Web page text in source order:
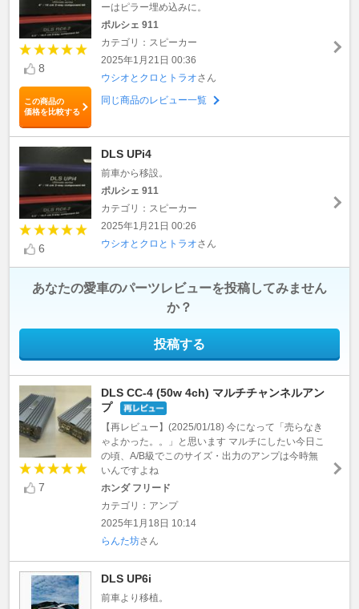
8
この商品の
価格を比較する
ーはピラー埋め込みに。
ポルシェ 911
カテゴリ：スピーカー
2025年1月21日 00:36
ウシオとクロとトラオさん
同じ商品のレビュー一覧
6
DLS UPi4
前車から移設。
ポルシェ 911
カテゴリ：スピーカー
2025年1月21日 00:26
ウシオとクロとトラオさん
あなたの愛車のパーツレビューを投稿してみません
か？
投稿する
7
DLS CC-4 (50w 4ch) マルチチャンネルアン
プ
【再レビュー】(2025/01/18) 今になって「売らなき
ゃよかった。。」と思います マルチにしたい今日こ
の頃、A/B級でこのサイズ・出力のアンプは今時無
いんですよね
ホンダ フリード
カテゴリ：アンプ
2025年1月18日 10:14
らんた坊さん
DLS UP6i
前車より移植。